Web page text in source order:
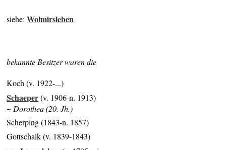
siehe:Wolmirsleben
bekannte Besitzer waren die
Koch (v. 1922-...)
Schaeper(v. 1906-n. 1913)
~ Dorothea (20. Jh.)
Scherping (1843-n. 1857)
Gottschalk (v. 1839-1843)